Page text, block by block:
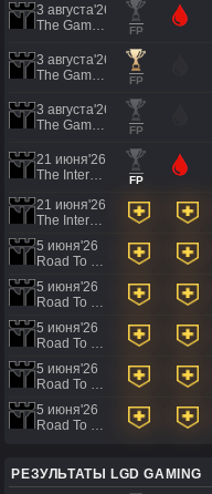
3 августа'26
FP
3 августа'26
FP
3 августа'26
FP
21 июня'26
FP
21 июня'26
5 июня'26
5 июня'26
5 июня'26
5 июня'26
5 июня'26
РЕЗУЛЬТАТЫ LGD GAMING